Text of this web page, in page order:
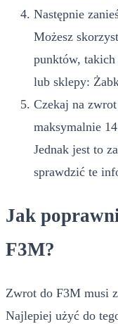
Następnie
Możesz
punktów,
lub sklepy:
Czekaj na
maksymalnie
Jednak jest to
sprawdzić te
Jak
F3M?
Zwrot do F3M musi
Najlepiej użyć do